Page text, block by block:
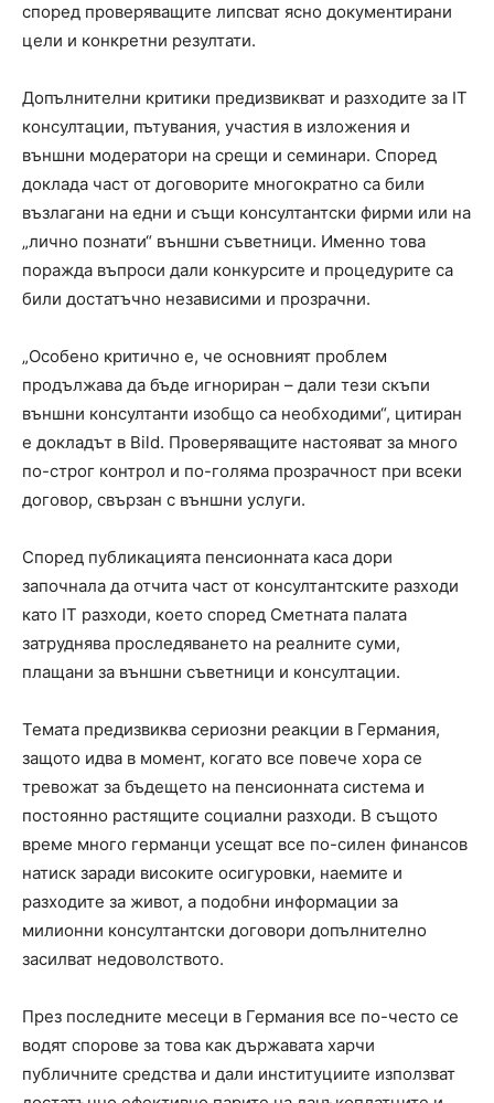
според проверяващите липсват ясно документирани
цели и конкретни резултати.
Допълнителни критики предизвикват и разходите за IT
консултации, пътувания, участия в изложения и
външни модератори на срещи и семинари. Според
доклада част от договорите многократно са били
възлагани на едни и същи консултантски фирми или на
„лично познати“ външни съветници. Именно това
поражда въпроси дали конкурсите и процедурите са
били достатъчно независими и прозрачни.
„Особено критично е, че основният проблем
продължава да бъде игнориран – дали тези скъпи
външни консултанти изобщо са необходими“, цитиран
е докладът в Bild. Проверяващите настояват за много
по-строг контрол и по-голяма прозрачност при всеки
договор, свързан с външни услуги.
Според публикацията пенсионната каса дори
започнала да отчита част от консултантските разходи
като IT разходи, което според Сметната палата
затруднява проследяването на реалните суми,
плащани за външни съветници и консултации.
Темата предизвиква сериозни реакции в Германия,
защото идва в момент, когато все повече хора се
тревожат за бъдещето на пенсионната система и
постоянно растящите социални разходи. В същото
време много германци усещат все по-силен финансов
натиск заради високите осигуровки, наемите и
разходите за живот, а подобни информации за
милионни консултантски договори допълнително
засилват недоволството.
През последните месеци в Германия все по-често се
водят спорове за това как държавата харчи
публичните средства и дали институциите използват